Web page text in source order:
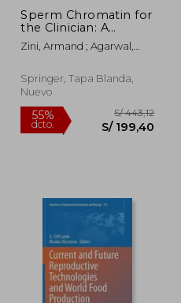
55%
dcto.
Sperm Chromatin for
the Clinician: A
Practical Guide (en
Inglés)
Zini, Armand ; Agarwal,
Springer, Tapa Blanda,
Nuevo